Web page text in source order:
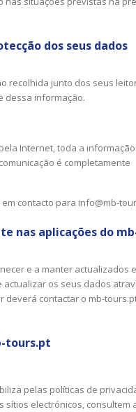
dos seus dados
recolhida junto dos seus
dessa informação.
Internet, toda a
é completamente
contacto para info@mb-
nas aplicações do
e a manter actualizados e
os seus dados
deverá contactar o mb-
tours.pt
pelas políticas de
sítios electrónicos, consultem